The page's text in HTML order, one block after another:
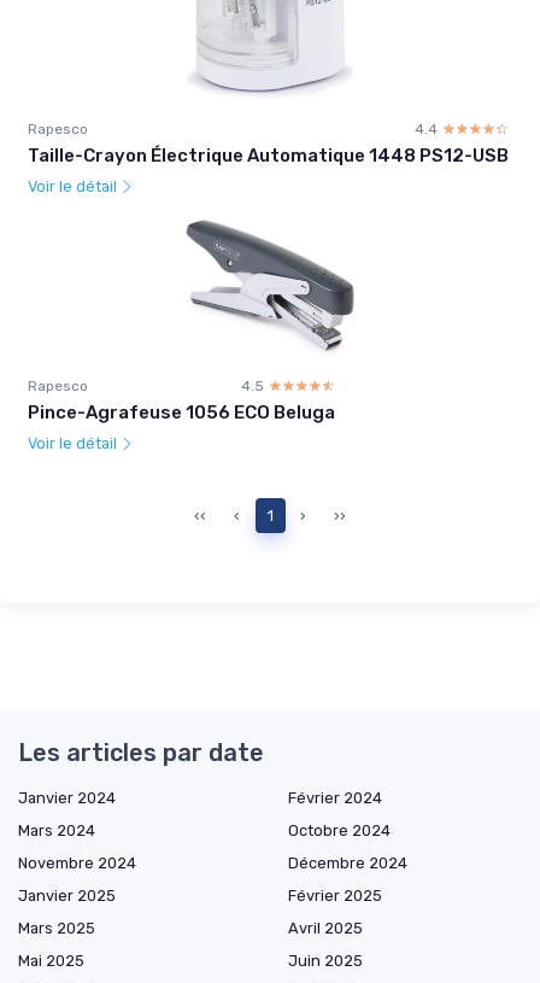
Rapesco 4.4 ☆☆☆☆☆
★★★★★
Taille-Crayon Électrique Automatique 1448 PS12-USB
Voir le détail
Rapesco 4.5 ☆☆☆☆☆
★★★★★
Pince-Agrafeuse 1056 ECO Beluga
Voir le détail
‹‹ ‹ 1 › ››
Les articles par date
Janvier 2024
Février 2024
Mars 2024
Octobre 2024
Novembre 2024
Décembre 2024
Janvier 2025
Février 2025
Mars 2025
Avril 2025
Mai 2025
Juin 2025